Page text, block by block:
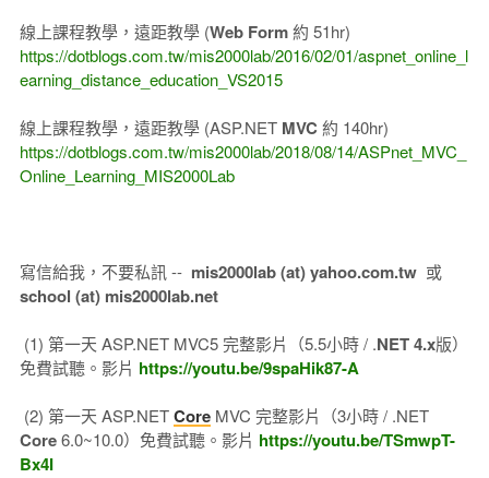
線上課程教學，遠距教學 (Web Form約 51hr)
https://dotblogs.com.tw/mis2000lab/2016/02/01/aspnet_online_l
earning_distance_education_VS2015
線上課程教學，遠距教學 (ASP.NET MVC 約 140hr)
https://dotblogs.com.tw/mis2000lab/2018/08/14/ASPnet_MVC_
Online_Learning_MIS2000Lab
寫信給我，不要私訊 -- mis2000lab (at) yahoo.com.tw或
school (at) mis2000lab.net
(1) 第一天 ASP.NET MVC5 完整影片（5.5小時 / .NET 4.x版）
免費試聽。影片 https://youtu.be/9spaHik87-A
(2) 第一天 ASP.NETCoreMVC 完整影片（3小時 / .NET
Core6.0~10.0）免費試聽。影片 https://youtu.be/TSmwpT-
Bx4I